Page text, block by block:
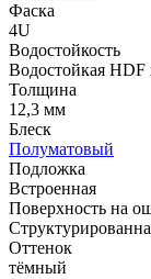
Фаска
4U
Водостойкость
Водостойкая
Толщина
12,3 мм
Блеск
Полуматовый
Подложка
Встроенная
Поверхность на
Оттенок
тёмный